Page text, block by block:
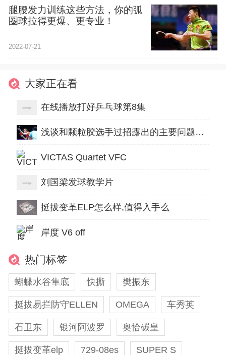
腿腰发力训练这些方法，你的弧
圈球拉得更爆、更专业！
2022-07-21
大家正在看
在线播放打好乒乓球第8集
浅谈和颗粒胶选手过招露出的主要问题及缘故原由剖析
VICTAS Quartet VFC
刘国梁发球教学片
挺拔变革ELP怎么样,值得入手么
岸度 V6 off
热门标签
蝴蝶水谷隼底 快撕 樊振东
挺拔易拦防守ELLEN ​OMEGA 车秀英
石卫东 银河阿波罗 奥恰碳皇
挺拔变革elp 729-08es SUPER S